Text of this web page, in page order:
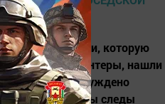
летней девочки, которую
и волонтеры, нашли
мужчины возбуждено
обнаружены следы